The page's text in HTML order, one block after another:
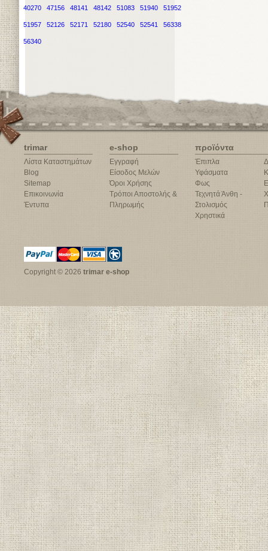
40270 47156 48141 48142 51083 51940 51952
51957 52126 52171 52180 52540 52541 56338
56340
trimar
Λίστα Καταστημάτων
Blog
Sitemap
Επικοινωνία
Έντυπα
e-shop
Εγγραφή
Είσοδος Μελών
Όροι Χρήσης
Τρόποι Αποστολής &
Πληρωμής
προϊόντα
Έπιπλα
Υφάσματα
Φως
Τεχνητά Άνθη -
Στολισμός
Χρηστικά
Copyright © 2026 trimar e-shop